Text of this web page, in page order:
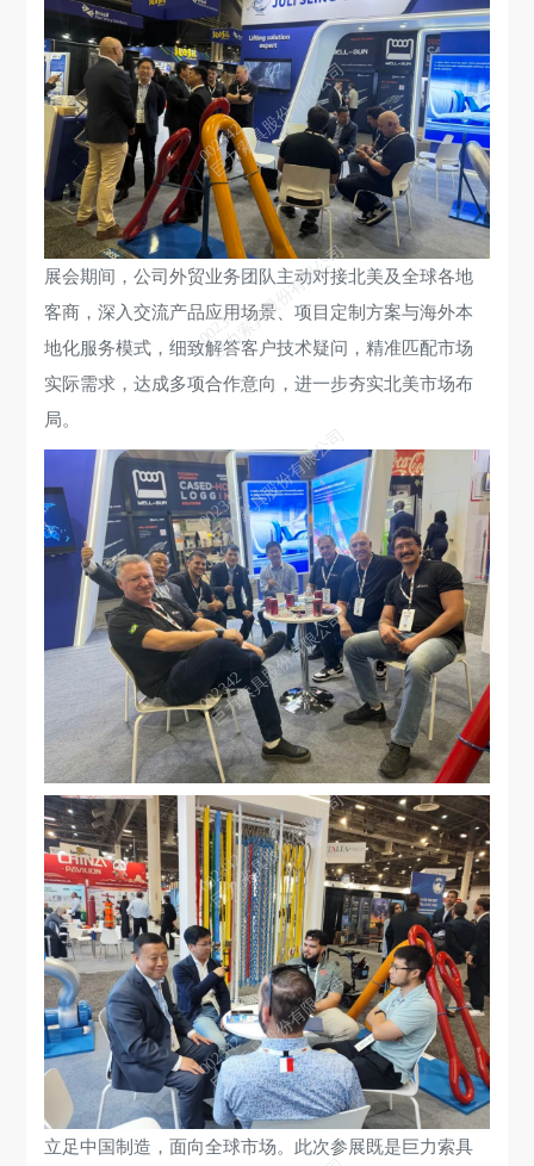
展会期间，公司外贸业务团队主动对接北美及全球各地
客商，深入交流产品应用场景、项目定制方案与海外本
地化服务模式，细致解答客户技术疑问，精准匹配市场
实际需求，达成多项合作意向，进一步夯实北美市场布
局。
立足中国制造，面向全球市场。此次参展既是巨力索具
002342
巨力索具股份有限公司
002342
巨力索具股份有限公司
002342
巨力索具股份有限公司
002342
巨力索具股份有限公司
002342
巨力索具股份有限公司
002342
巨力索具股份有限公司